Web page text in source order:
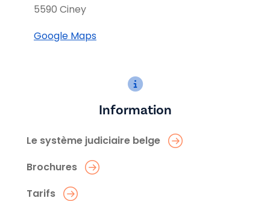
5590 Ciney
Google Maps
Information
Le système judiciaire belge
Brochures
Tarifs